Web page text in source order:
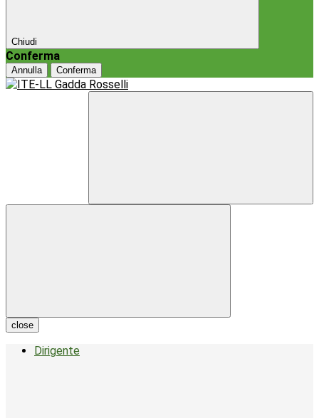
Chiudi
Conferma
Annulla Conferma
close
Dirigente